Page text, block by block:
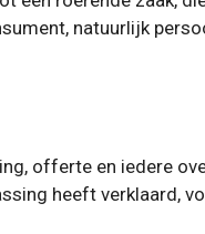
natuurlijk
offerte en iedere
heeft verklaard,